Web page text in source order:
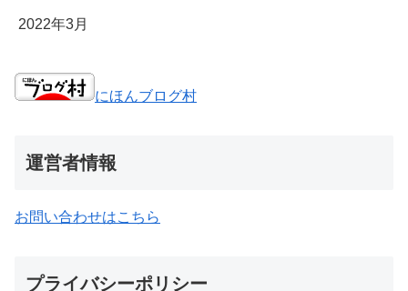
2022年3月
にほんブログ村
運営者情報
お問い合わせはこちら
プライバシーポリシー